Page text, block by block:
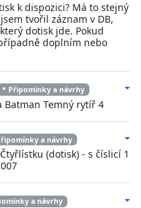
k dispozici? Má to stejný
tvořil záznam v DB,
dotisk jde. Pokud
doplním nebo
* Připomínky a návrhy
Batman Temný rytíř 4
a návrhy
(dotisk) - s číslicí 1
a návrhy